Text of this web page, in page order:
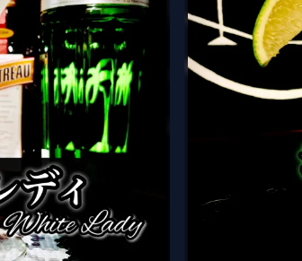
Lady）